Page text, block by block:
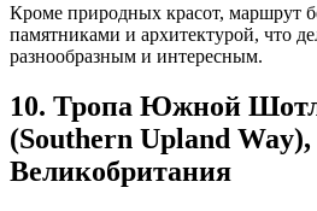
Кроме природных красот, маршрут
памятниками и архитектурой, что
разнообразным и интересным.
10. Тропа Южной
(Southern Upland Way),
Великобритания